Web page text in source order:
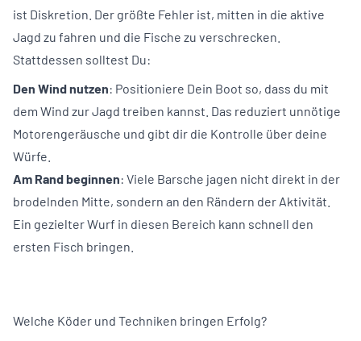
ist Diskretion. Der größte Fehler ist, mitten in die aktive
Jagd zu fahren und die Fische zu verschrecken.
Stattdessen solltest Du:
Den Wind nutzen: Positioniere Dein Boot so, dass du mit
dem Wind zur Jagd treiben kannst. Das reduziert unnötige
Motorengeräusche und gibt dir die Kontrolle über deine
Würfe.
Am Rand beginnen: Viele Barsche jagen nicht direkt in der
brodelnden Mitte, sondern an den Rändern der Aktivität.
Ein gezielter Wurf in diesen Bereich kann schnell den
ersten Fisch bringen.
Welche Köder und Techniken bringen Erfolg?